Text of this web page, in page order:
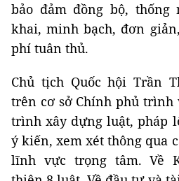
bảo đảm đồng bộ, thống
khai, minh bạch, đơn
phí tuân thủ.
Chủ tịch Quốc hội Trần
trên cơ sở Chính phủ trình
trình xây dựng luật, pháp
ý kiến, xem xét thông qua
lĩnh vực trọng tâm. Về